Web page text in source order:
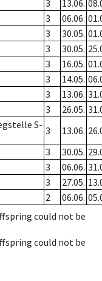
3 13.06.
3 06.06.
3 30.05.
3 30.05.
3 16.05.
3 14.05.
3 13.06.
3 26.05.
S- 3 13.06.
3 30.05.
3 06.06.
3 27.05.
2 06.06.
could not be
could not be